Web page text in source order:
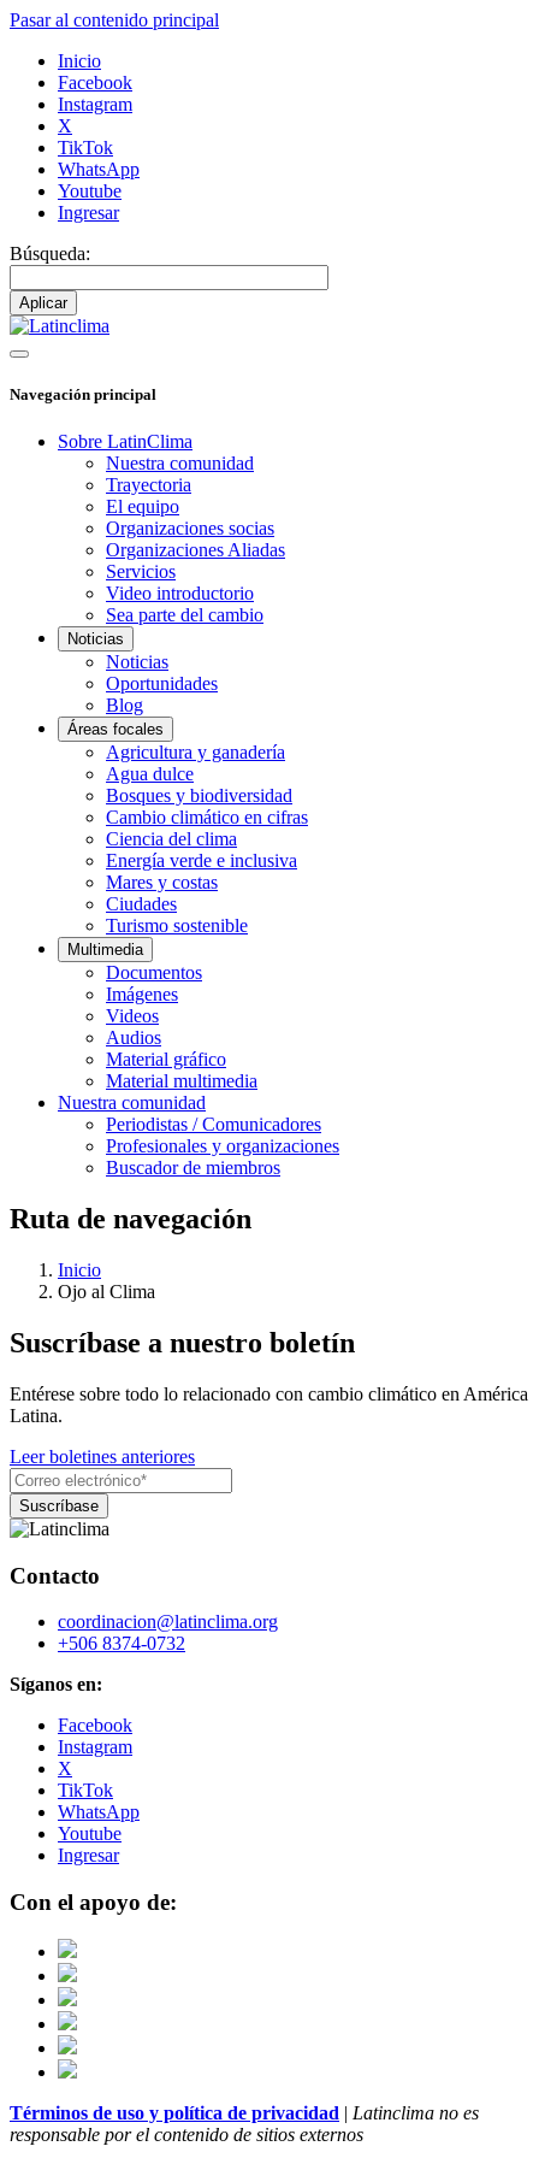
Pasar al contenido principal
Inicio
Facebook
Instagram
X
TikTok
WhatsApp
Youtube
Ingresar
Búsqueda:
Navegación principal
Sobre LatinClima
Nuestra comunidad
Trayectoria
El equipo
Organizaciones socias
Organizaciones Aliadas
Servicios
Video introductorio
Sea parte del cambio
Noticias
Noticias
Oportunidades
Blog
Áreas focales
Agricultura y ganadería
Agua dulce
Bosques y biodiversidad
Cambio climático en cifras
Ciencia del clima
Energía verde e inclusiva
Mares y costas
Ciudades
Turismo sostenible
Multimedia
Documentos
Imágenes
Videos
Audios
Material gráfico
Material multimedia
Nuestra comunidad
Periodistas / Comunicadores
Profesionales y organizaciones
Buscador de miembros
Ruta de navegación
Inicio
Ojo al Clima
Suscríbase a nuestro boletín
Entérese sobre todo lo relacionado con cambio climático en América
Latina.
Leer boletines anteriores
Contacto
coordinacion@latinclima.org
+506 8374-0732
Síganos en:
Facebook
Instagram
X
TikTok
WhatsApp
Youtube
Ingresar
Con el apoyo de:
Términos de uso y política de privacidad | Latinclima no es
responsable por el contenido de sitios externos